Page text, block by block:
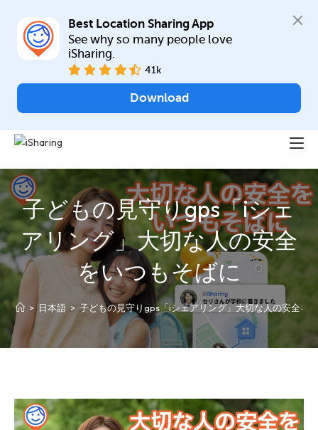
Best Location Sharing App
See why so many people love
iSharing.
41k
Download
子どもの見守りgps「iシェ
アリング」大切な人の安全
をいつもそばに
> 日本語 > 子どもの見守りgps「iシェアリング」大切な人の安全を